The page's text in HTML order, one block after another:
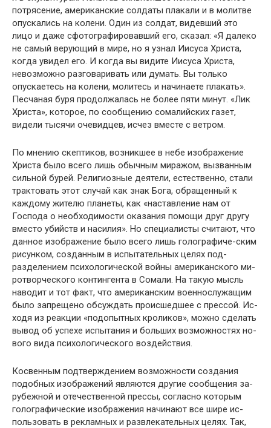
потрясение, американские солдаты плакали и в молитве
опускались на колени. Один из солдат, видев­ший это
лицо и даже сфотографировавший его, сказал: «Я далеко
не самый верующий в мире, но я узнал Иису­са Христа,
когда увидел его. И когда вы видите Иисуса Христа,
невозможно разговаривать или думать. Вы толь­ко
опускаетесь на колени, молитесь и начинаете пла­кать».
Песчаная буря продолжалась не более пяти ми­нут. «Лик
Христа», которое, по сообщению сомалийских газет,
видели тысячи очевидцев, исчез вместе с ветром.
По мнению скептиков, возникшее в небе изображе­ние
Христа было всего лишь обычным миражом, вызван­ным
сильной бурей. Религиозные деятели, естественно, стали
трактовать этот случай как знак Бога, обращен­ный к
каждому жителю планеты, как «наставление нам от
Господа о необходимости оказания помощи друг дру­гу
вместо убийств и насилия». Но специалисты считают, что
данное изображение было всего лишь голографиче-ским
рисунком, созданным в испытательных целях под­
разделением психологической войны американского ми­
ротворческого контингента в Сомали. На такую мысль
наводит и тот факт, что американским военнослужащим
было запрещено обсуждать происшедшее с прессой. Ис­
ходя из реакции «подопытных кроликов», можно сделать
вывод об успехе испытания и больших возможностях но­
вого вида психологического воздействия.
Косвенным подтверждением возможности создания
подобных изображений являются другие сообщения за­
рубежной и отечественной прессы, согласно которым
голографические изображения начинают все шире ис­
пользовать в рекламных и развлекательных целях. Так,